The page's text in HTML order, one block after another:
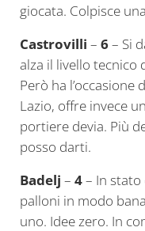
giocata. Colpisce
Castrovilli – 6– Si
alza il livello tecnico
Però ha l’occasione
Lazio, offre invece
portiere devia. Più
posso darti.
Badelj – 4– In stato
palloni in modo
uno. Idee zero. In